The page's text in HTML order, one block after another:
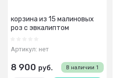
корзина из 15 малиновых
роз с эвкалиптом
Артикул: нет
В наличии 1
8 900 руб.